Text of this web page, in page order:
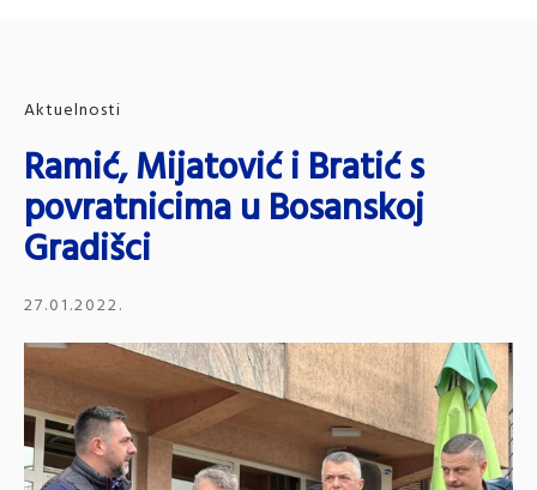
Aktuelnosti
Ramić, Mijatović i Bratić s
povratnicima u Bosanskoj
Gradišci
27.01.2022.